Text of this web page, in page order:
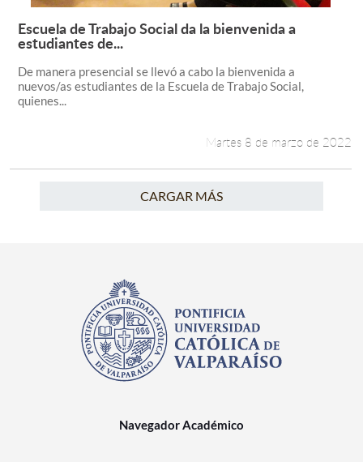
Leer más +
Escuela de Trabajo Social da la bienvenida a
estudiantes de...
De manera presencial se llevó a cabo la bienvenida a
nuevos/as estudiantes de la Escuela de Trabajo Social,
quienes...
Martes 8 de marzo de 2022
CARGAR MÁS
Navegador Académico